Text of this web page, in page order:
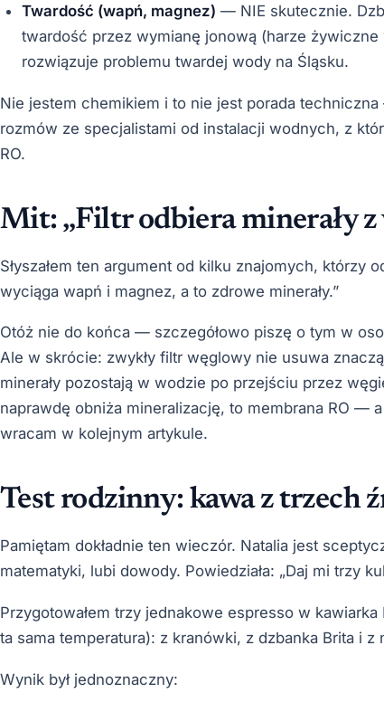
Twardość (wapń, magnez) — NIE skutecznie.
twardość przez wymianę jonową (harze żywiczne
rozwiązuje problemu twardej wody na Śląsku.
Nie jestem chemikiem i to nie jest porada
rozmów ze specjalistami od instalacji wodnych, z
RO.
Mit: „Filtr odbiera minerały z
Słyszałem ten argument od kilku znajomych, którzy
wyciąga wapń i magnez, a to zdrowe minerały.”
Otóż nie do końca — szczegółowo piszę o tym w
Ale w skrócie: zwykły filtr węglowy nie usuwa
minerały pozostają w wodzie po przejściu przez
naprawdę obniża mineralizację, to membrana RO —
wracam w kolejnym artykule.
Test rodzinny: kawa z trzech
Pamiętam dokładnie ten wieczór. Natalia jest
matematyki, lubi dowody. Powiedziała: „Daj mi trzy
Przygotowałem trzy jednakowe espresso w
ta sama temperatura): z kranówki, z dzbanka Brita i z
Wynik był jednoznaczny: